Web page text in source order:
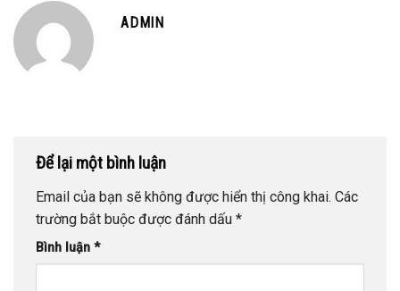
ADMIN
Để lại một bình luận
Email của bạn sẽ không được hiển thị công khai. Các
trường bắt buộc được đánh dấu *
Bình luận *